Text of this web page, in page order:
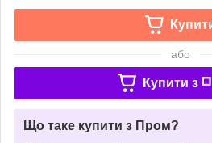
або
Купити з
Що таке купити з Пром?